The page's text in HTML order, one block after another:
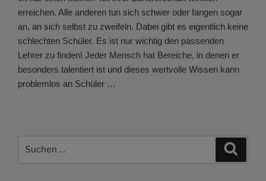
erreichen. Alle anderen tun sich schwer oder fangen sogar
an, an sich selbst zu zweifeln. Dabei gibt es eigentlich keine
schlechten Schüler. Es ist nur wichtig den passenden
Lehrer zu finden! Jeder Mensch hat Bereiche, in denen er
besonders talentiert ist und dieses wertvolle Wissen kann
problemlos an Schüler …